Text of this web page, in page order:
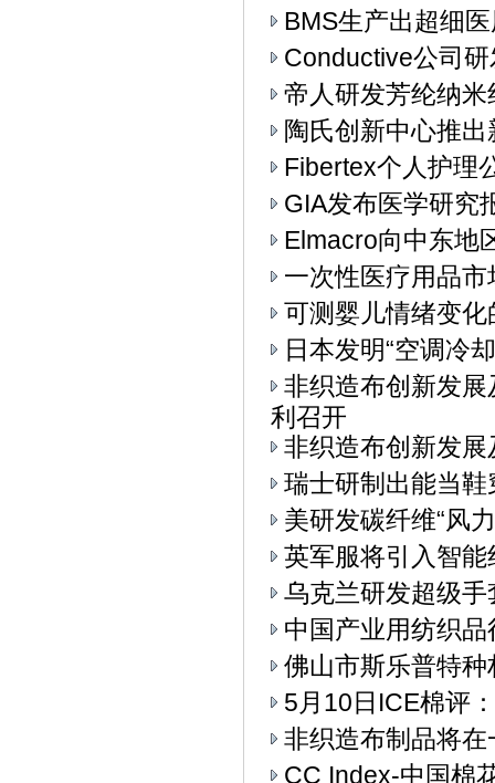
BMS生产出超细
Conductive公司
帝人研发芳纶纳
陶氏创新中心推出
Fibertex个人护理
GIA发布医学研究
Elmacro向中东地
一次性医疗用品
可测婴儿情绪变
日本发明“空调冷
非织造布创新发
利召开
非织造布创新发
瑞士研制出能当鞋
美研发碳纤维“风
英军服将引入智
乌克兰研发超级
中国产业用纺织
佛山市斯乐普特
5月10日ICE棉评
非织造布制品将
CC Index-中国棉